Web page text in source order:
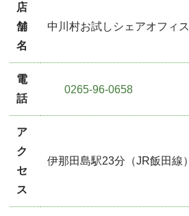
店
舗
名
中川村お試しシェアオフィス
電
話
0265-96-0658
ア
ク
セ
ス
伊那田島駅23分（JR飯田線）